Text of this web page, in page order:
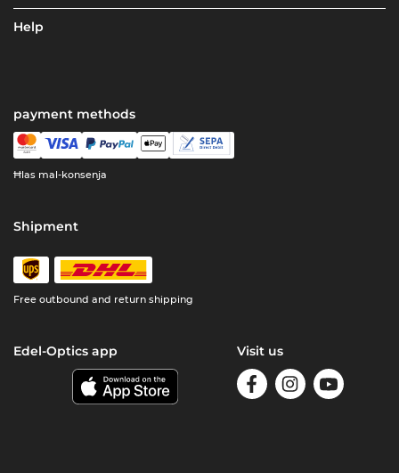
Help
payment methods
Ħlas mal-konsenja
Shipment
Free outbound and return shipping
Edel-Optics app Visit us